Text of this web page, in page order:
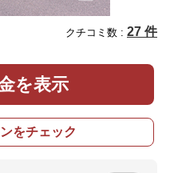
クチコミ数 : 27 件
を表示
をチェック